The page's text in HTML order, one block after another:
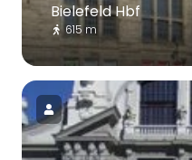
Bielefeld Hbf
615 m